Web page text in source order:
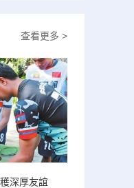
查看更多 >
深厚友誼